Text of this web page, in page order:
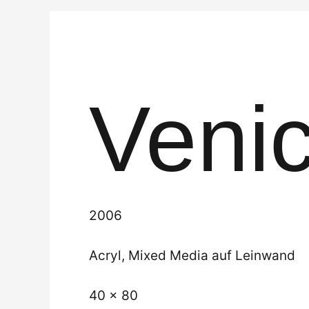
2006
Acryl, Mixed Media auf Leinwand
40 x 80